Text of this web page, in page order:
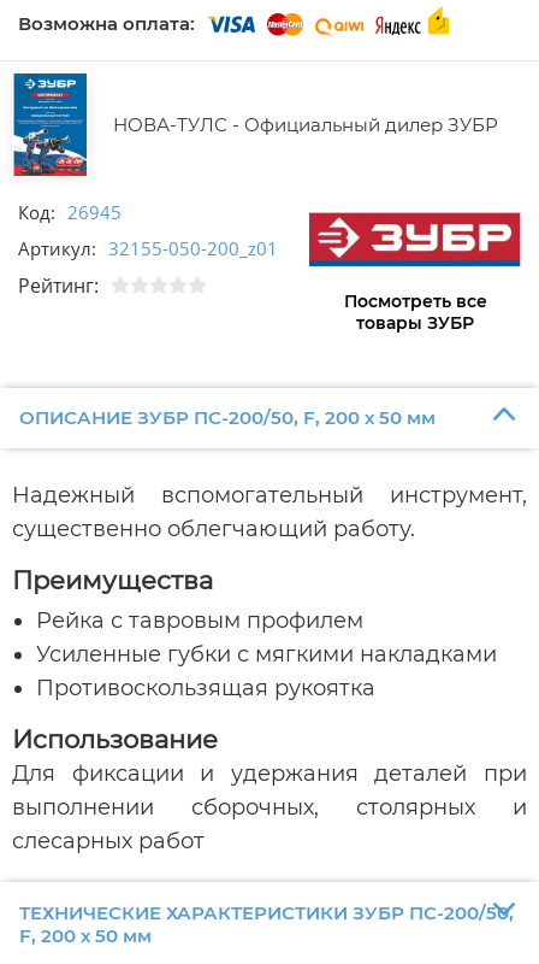
Возможна оплата:
НОВА-ТУЛС - Официальный дилер ЗУБР
Код: 26945
Артикул: 32155-050-200_z01
Рейтинг:
Посмотреть все
товары ЗУБР
ОПИСАНИЕ ЗУБР ПС-200/50, F, 200 х 50 мм
Надежный вспомогательный инструмент,
существенно облегчающий работу.
Преимущества
Рейка с тавровым профилем
Усиленные губки с мягкими накладками
Противоскользящая рукоятка
Использование
Для фиксации и удержания деталей при
выполнении сборочных, столярных и
слесарных работ
ТЕХНИЧЕСКИЕ ХАРАКТЕРИСТИКИ ЗУБР ПС-200/50,
F, 200 х 50 мм